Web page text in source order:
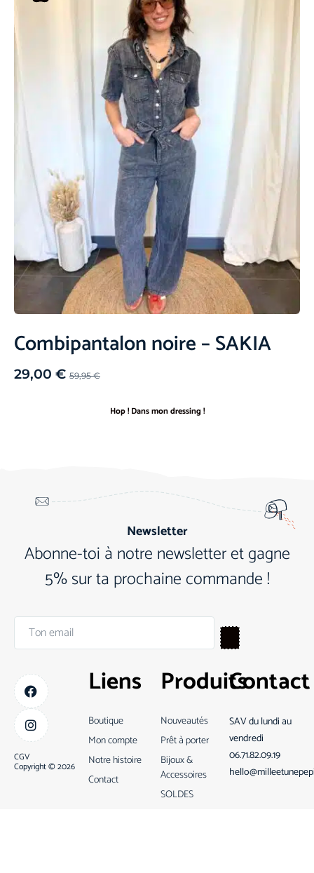
Combipantalon noire – SAKIA
59,95€
29,00 €
Hop ! Dans mon dressing !
Newsletter
Abonne-toi à notre newsletter et gagne
5% sur ta prochaine commande !
CGV
Copyright © 2026
Liens
Boutique
Mon compte
Notre histoire
Contact
Produits
Nouveautés
Prêt à porter
Bijoux &
Accessoires
SOLDES
Contact
SAV du lundi au
vendredi
06.71.82.09.19